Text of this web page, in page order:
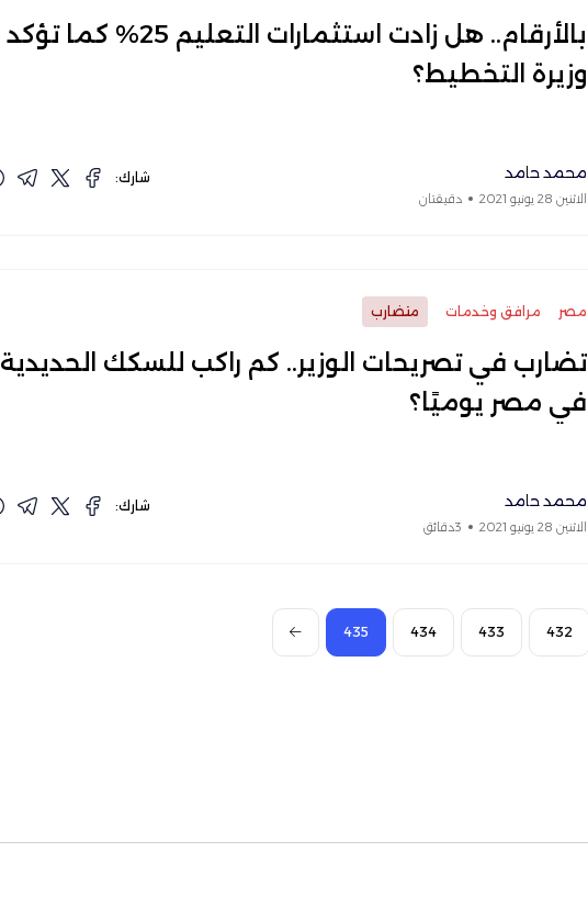
بالأرقام.. هل زادت استثمارات التعليم 25% كما تؤكد
وزيرة التخطيط؟
محمد حامد
الاثنين 28 يونيو 2021 دقيقتان
شارك:
مصر مرافق وخدمات متضارب
تضارب في تصريحات الوزير.. كم راكب للسكك الحديدية
في مصر يوميًا؟
محمد حامد
الاثنين 28 يونيو 2021 3دقائق
شارك:
432
433
434
435